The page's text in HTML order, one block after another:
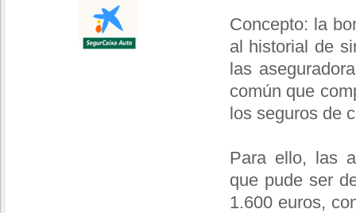
Concepto: la
al historial de
las
común que
los seguros de
Para ello, las
que pude ser
1.600 euros,